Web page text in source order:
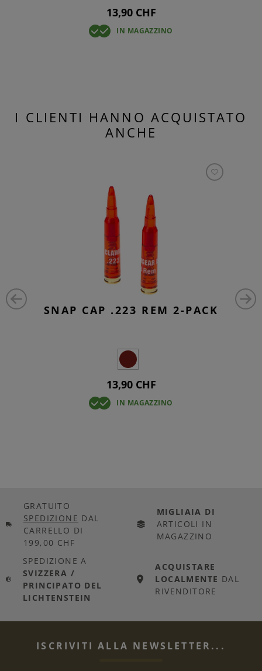
13,90 CHF
IN MAGAZZINO
I CLIENTI HANNO ACQUISTATO
ANCHE
SNAP CAP .223 REM 2-PACK
13,90 CHF
IN MAGAZZINO
GRATUITO
SPEDIZIONE DAL
CARRELLO DI
199,00 CHF
MIGLIAIA DI
ARTICOLI IN
MAGAZZINO
SPEDIZIONE A
SVIZZERA /
PRINCIPATO DEL
LICHTENSTEIN
ACQUISTARE
LOCALMENTE DAL
RIVENDITORE
ISCRIVITI ALLA NEWSLETTER...